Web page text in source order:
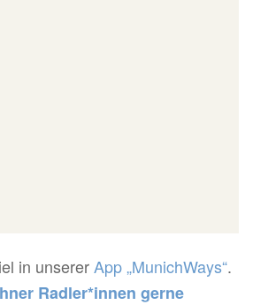
in unsererApp „MunichWays“.
Radler*innen gerne